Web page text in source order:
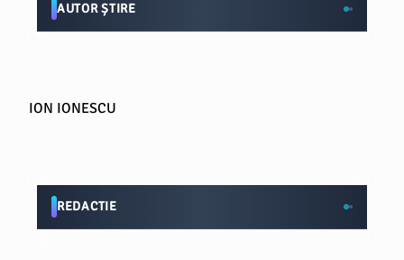
AUTOR ȘTIRE
ION IONESCU
REDACTIE